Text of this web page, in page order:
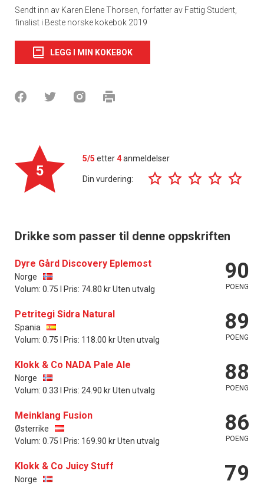
Sendt inn av Karen Elene Thorsen, forfatter av Fattig Student,
finalist i Beste norske kokebok 2019
LEGG I MIN KOKEBOK
5
5/5 etter4anmeldelser
Din vurdering:
Drikke som passer til denne oppskriften
Dyre Gård Discovery Eplemost
Norge
Volum: 0.75 l Pris: 74.80 kr Uten utvalg
90
POENG
Petritegi Sidra Natural
Spania
Volum: 0.75 l Pris: 118.00 kr Uten utvalg
89
POENG
Klokk & Co NADA Pale Ale
Norge
Volum: 0.33 l Pris: 24.90 kr Uten utvalg
88
POENG
Meinklang Fusion
Østerrike
Volum: 0.75 l Pris: 169.90 kr Uten utvalg
86
POENG
Klokk & Co Juicy Stuff
Norge 79